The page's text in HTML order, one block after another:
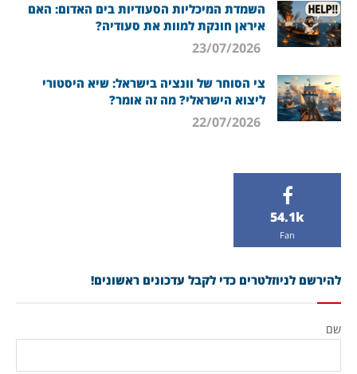
השמדת המיכליות הסעודיות בים האדום: האם
איראן חונקת למוות את סעודיה?
צי הסוחר של וונציה בישראל: שיא היסטורי
ליצוא הישראלי? מה זה אומר?
54.1k
Fan
להירשם לניוזלטרים כדי לקבל עדכונים ראשונים!
שם